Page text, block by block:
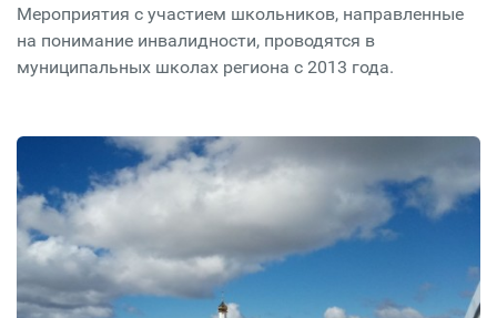
Мероприятия с участием школьников, направленные
на понимание инвалидности, проводятся в
муниципальных школах региона с 2013 года.